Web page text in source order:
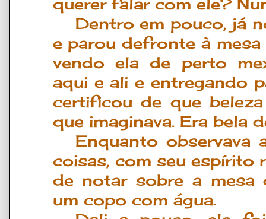
querer falar com ele?
Dentro em pouco, já
e parou defronte à
vendo ela de perto
aqui e ali e entregando
certificou de que
que imaginava. Era bela
Enquanto observava
coisas, com seu espírito
de notar sobre a
um copo com água.